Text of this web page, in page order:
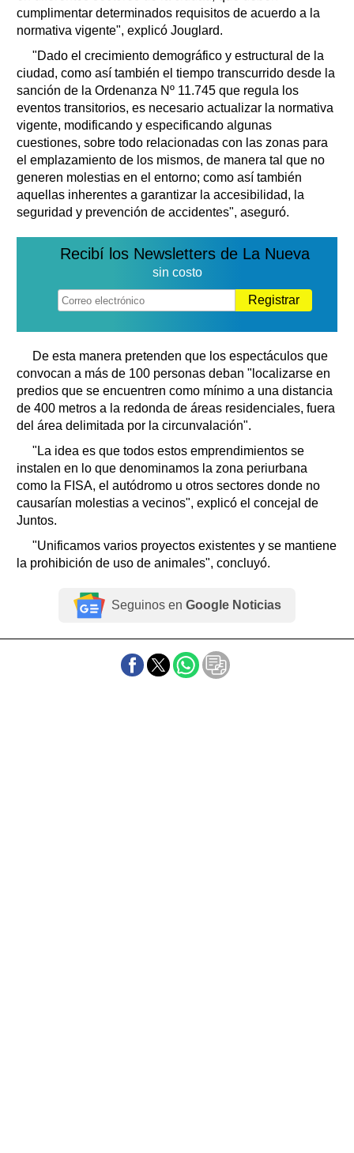
cumplimentar determinados requisitos de acuerdo a la
normativa vigente", explicó Jouglard.
"Dado el crecimiento demográfico y estructural de la
ciudad, como así también el tiempo transcurrido desde la
sanción de la Ordenanza Nº 11.745 que regula los
eventos transitorios, es necesario actualizar la normativa
vigente, modificando y especificando algunas
cuestiones, sobre todo relacionadas con las zonas para
el emplazamiento de los mismos, de manera tal que no
generen molestias en el entorno; como así también
aquellas inherentes a garantizar la accesibilidad, la
seguridad y prevención de accidentes", aseguró.
Recibí los Newsletters de La Nueva
sin costo
Registrar
De esta manera pretenden que los espectáculos que
convocan a más de 100 personas deban "localizarse en
predios que se encuentren como mínimo a una distancia
de 400 metros a la redonda de áreas residenciales, fuera
del área delimitada por la circunvalación".
"La idea es que todos estos emprendimientos se
instalen en lo que denominamos la zona periurbana
como la FISA, el autódromo u otros sectores donde no
causarían molestias a vecinos", explicó el concejal de
Juntos.
"Unificamos varios proyectos existentes y se mantiene
la prohibición de uso de animales", concluyó.
Seguinos en Google Noticias